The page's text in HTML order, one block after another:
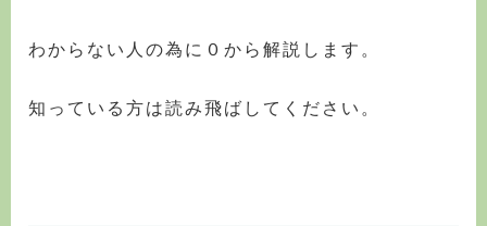
わからない人の為に０から解説します。
知っている方は読み飛ばしてください。